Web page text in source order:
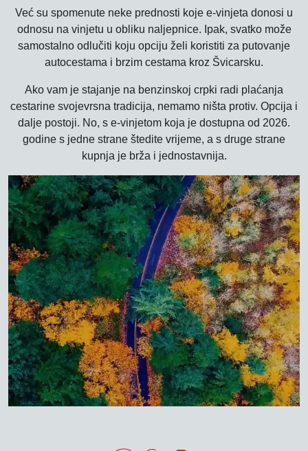
Već su spomenute neke prednosti koje e-vinjeta donosi u
odnosu na vinjetu u obliku naljepnice. Ipak, svatko može
samostalno odlučiti koju opciju želi koristiti za putovanje
autocestama i brzim cestama kroz Švicarsku.
Ako vam je stajanje na benzinskoj crpki radi plaćanja
cestarine svojevrsna tradicija, nemamo ništa protiv. Opcija i
dalje postoji. No, s e-vinjetom koja je dostupna od 2026.
godine s jedne strane štedite vrijeme, a s druge strane
kupnja je brža i jednostavnija.